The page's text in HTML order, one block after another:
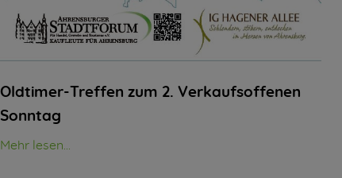
Oldtimer-Treffen zum 2. Verkaufsoffenen
Sonntag
Mehr lesen...